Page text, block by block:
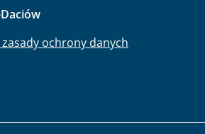
ochrony danych